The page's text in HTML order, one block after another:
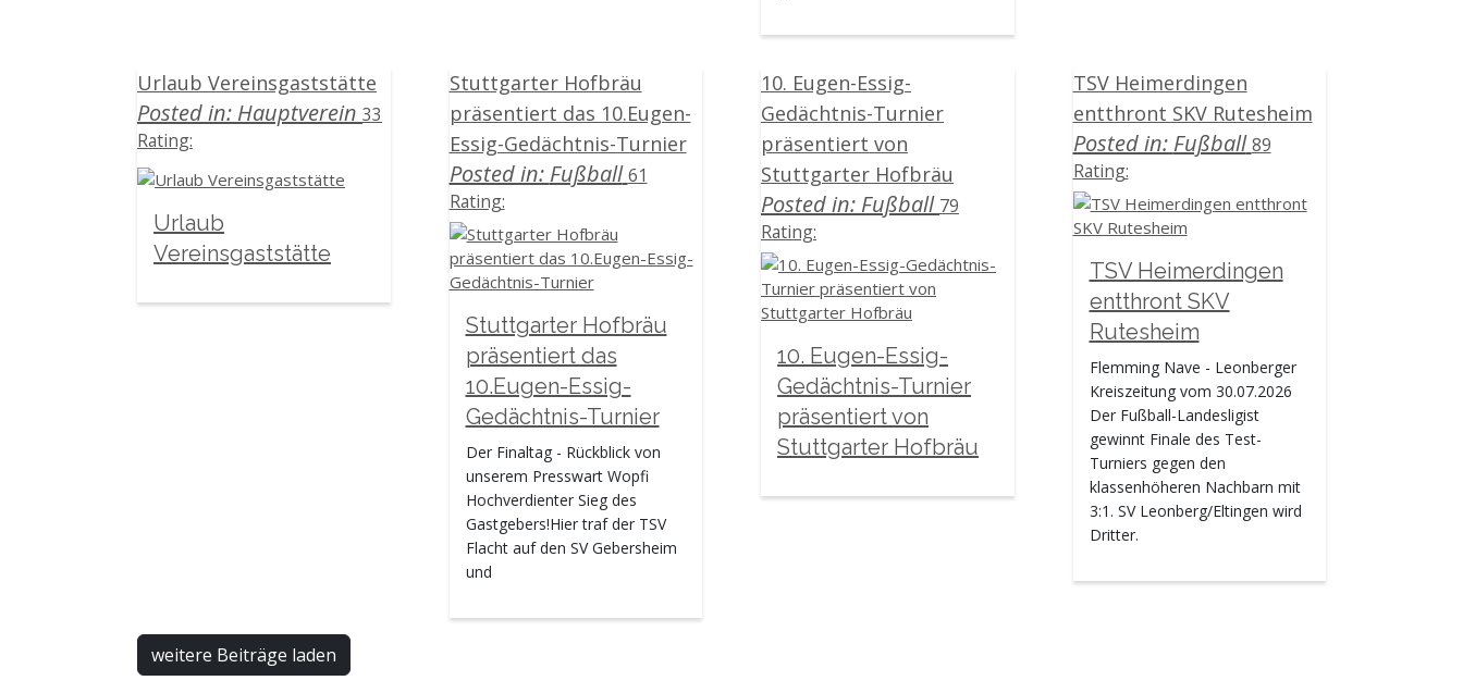
Turnier 2014
Trainingslager
Abteilungsleitung
-
Urlaub Vereinsgaststätte
Posted in: Hauptverein 33
Rating:
Urlaub
Vereinsgaststätte
Stuttgarter Hofbräu
präsentiert das 10.Eugen-
Essig-Gedächtnis-Turnier
Posted in: Fußball 61
Rating:
Stuttgarter Hofbräu
präsentiert das
10.Eugen-Essig-
Gedächtnis-Turnier
Der Finaltag - Rückblick von
unserem Presswart Wopfi
Hochverdienter Sieg des
Gastgebers!Hier traf der TSV
Flacht auf den SV Gebersheim
und
10. Eugen-Essig-
Gedächtnis-Turnier
präsentiert von
Stuttgarter Hofbräu
Posted in: Fußball 79
Rating:
10. Eugen-Essig-
Gedächtnis-Turnier
präsentiert von
Stuttgarter Hofbräu
TSV Heimerdingen
entthront SKV Rutesheim
Posted in: Fußball 89
Rating:
TSV Heimerdingen
entthront SKV
Rutesheim
Flemming Nave - Leonberger
Kreiszeitung vom 30.07.2026
Der Fußball-Landesligist
gewinnt Finale des Test-
Turniers gegen den
klassenhöheren Nachbarn mit
3:1. SV Leonberg/Eltingen wird
Dritter.
weitere Beiträge laden